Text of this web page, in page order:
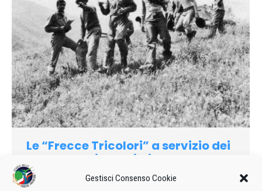
Gestisci Consenso Cookie
Le “Frecce Tricolori” a servizio dei
terremotati del Friuli
1976 admin8235 5 Maggio 2021 Lascia un commento